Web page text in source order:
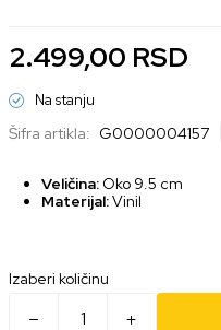
2.499,00 RSD
Na stanju
Šifra artikla: G0000004157
Veličina: Oko 9.5 cm
Materijal:Vinil
Izaberi količinu